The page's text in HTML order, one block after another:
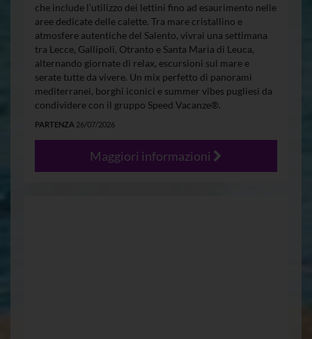
che include l’utilizzo dei lettini fino ad esaurimento nelle
aree dedicate delle calette. Tra mare cristallino e
atmosfere autentiche del Salento, vivrai una settimana
tra Lecce, Gallipoli, Otranto e Santa Maria di Leuca,
alternando giornate di relax, escursioni sul mare e
serate tutte da vivere. Un mix perfetto di panorami
mediterranei, borghi iconici e summer vibes pugliesi da
condividere con il gruppo Speed Vacanze®.
PARTENZA 26/07/2026
Maggiori informazioni